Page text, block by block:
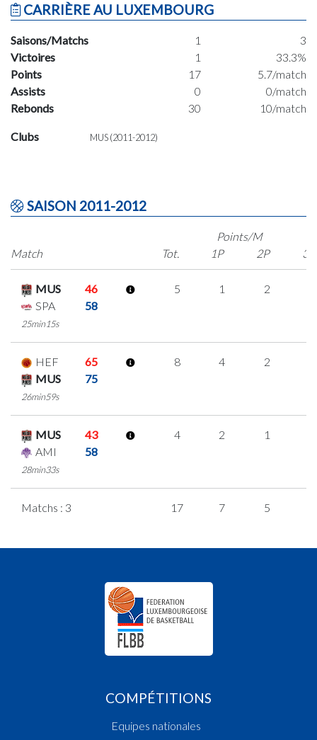
CARRIÈRE AU LUXEMBOURG
Saisons/Matchs 1
3
Victoires
1
33.3%
Points
17
5.7/match
Assists
0
0/match
Rebonds
30 10/match
Clubs MUS (2011-2012)
SAISON 2011-2012
Match
Points/M
Tot.
1P 2P 3P
MUS
46
SPA
58
25min15s
5 1 2
HEF
65
MUS
75
26min59s
8 4 2
MUS
43
AMI
58
28min33s
4 2 1
Matchs : 3 17 7 5
COMPÉTITIONS
Equipes nationales